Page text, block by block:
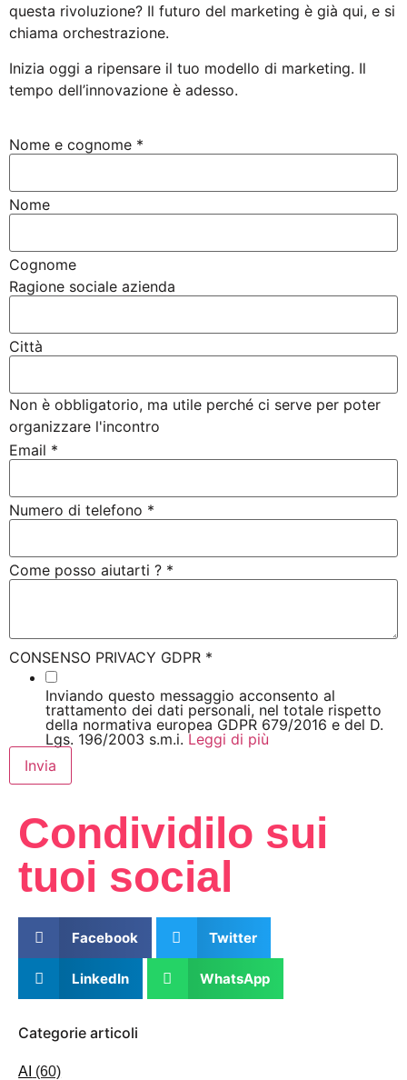
questa rivoluzione? Il futuro del marketing è già qui, e si
chiama orchestrazione.
Inizia oggi a ripensare il tuo modello di marketing. Il
tempo dell’innovazione è adesso.
Nome e cognome *
Nome
Cognome
Ragione sociale azienda
Città
Non è obbligatorio, ma utile perché ci serve per poter
organizzare l'incontro
Email *
Numero di telefono *
Come posso aiutarti ? *
CONSENSO PRIVACY GDPR *
Inviando questo messaggio acconsento al
trattamento dei dati personali, nel totale rispetto
della normativa europea GDPR 679/2016 e del D.
Lgs. 196/2003 s.m.i. Leggi di più
Invia
Condividilo sui
tuoi social
Facebook Twitter
LinkedIn WhatsApp
Categorie articoli
AI (60)